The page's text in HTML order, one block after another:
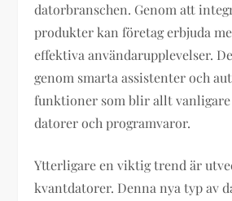
datorbranschen. Genom att
produkter kan företag erbjuda
effektiva användarupplevelser.
genom smarta assistenter och
funktioner som blir allt
datorer och programvaror.
Ytterligare en viktig trend är
kvantdatorer. Denna nya typ av